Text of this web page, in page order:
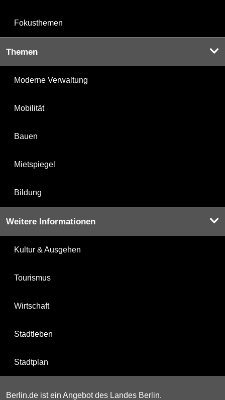
Fokusthemen
Themen
Moderne Verwaltung
Mobilität
Bauen
Mietspiegel
Bildung
Weitere Informationen
Kultur & Ausgehen
Tourismus
Wirtschaft
Stadtleben
Stadtplan
Berlin.de ist ein Angebot des Landes Berlin.